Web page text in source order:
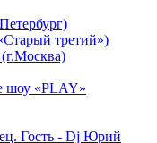
третий»)
шоу «PLAY»
Гость - Dj Юрий